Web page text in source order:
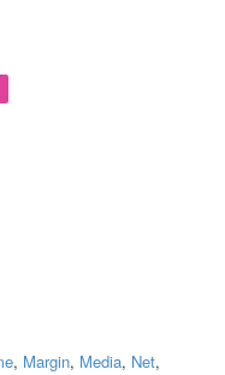
, Margin, Media, Net,